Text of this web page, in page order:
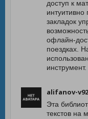
доступ к
закладок
офлайн-
поездках.
инструмент.
alifanov-
Эта
текстов на